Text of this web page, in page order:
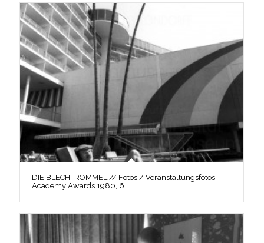
DIE BLECHTROMMEL // Fotos / Veranstaltungsfotos,
Academy Awards 1980, 6